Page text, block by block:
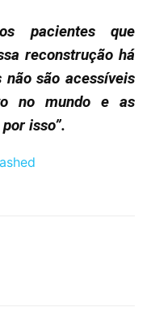
pacientes que
reconstrução há
não são acessíveis
no mundo e as
isso”.